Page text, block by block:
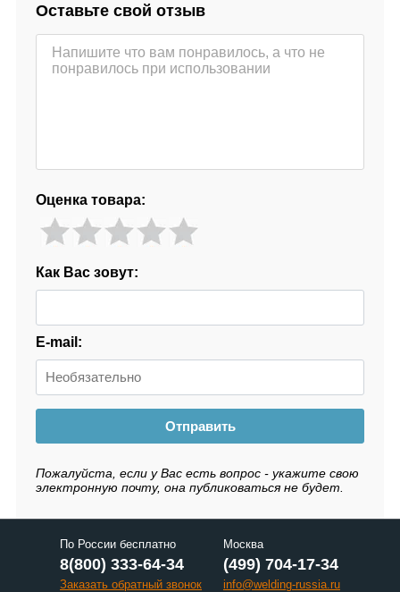
Оставьте свой отзыв
Оценка товара:
Как Вас зовут:
E-mail:
Отправить
Пожалуйста, если у Вас есть вопрос - укажите свою
электронную почту, она публиковаться не будет.
По России бесплатно
8(800) 333-64-34
Заказать обратный звонок
Москва
(499) 704-17-34
info@welding-russia.ru